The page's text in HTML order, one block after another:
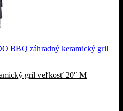
gril veľkosť 20″ M